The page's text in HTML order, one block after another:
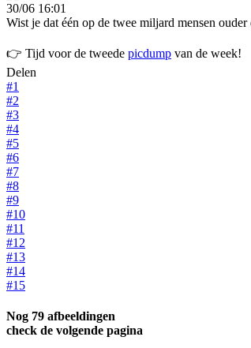
30/06 16:01
Wist je dat één op de twee miljard mensen
👉 Tijd voor de tweede picdump van de week!
Delen
#1
#2
#3
#4
#5
#6
#7
#8
#9
#10
#11
#12
#13
#14
#15
Nog 79 afbeeldingen
check de volgende pagina